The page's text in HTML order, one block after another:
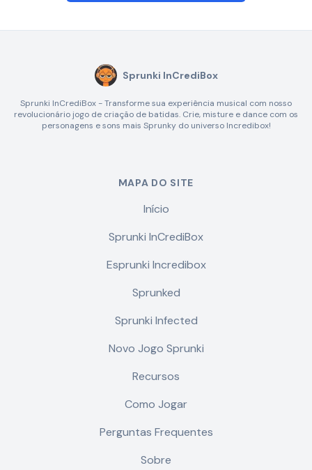
Sprunki InCrediBox
Sprunki InCrediBox - Transforme sua experiência musical com nosso
revolucionário jogo de criação de batidas. Crie, misture e dance com os
personagens e sons mais Sprunky do universo Incredibox!
MAPA DO SITE
Início
Sprunki InCrediBox
Esprunki Incredibox
Sprunked
Sprunki Infected
Novo Jogo Sprunki
Recursos
Como Jogar
Perguntas Frequentes
Sobre